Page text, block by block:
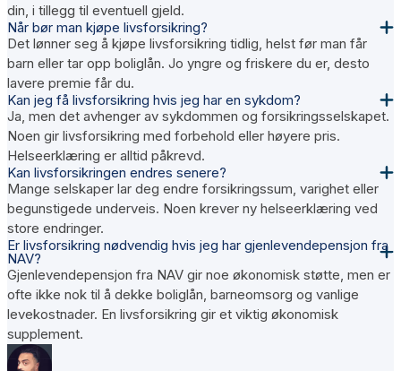
din, i tillegg til eventuell gjeld.
Når bør man kjøpe livsforsikring?
Det lønner seg å kjøpe livsforsikring tidlig, helst før man får
barn eller tar opp boliglån. Jo yngre og friskere du er, desto
lavere premie får du.
Kan jeg få livsforsikring hvis jeg har en sykdom?
Ja, men det avhenger av sykdommen og forsikringsselskapet.
Noen gir livsforsikring med forbehold eller høyere pris.
Helseerklæring er alltid påkrevd.
Kan livsforsikringen endres senere?
Mange selskaper lar deg endre forsikringssum, varighet eller
begunstigede underveis. Noen krever ny helseerklæring ved
store endringer.
Er livsforsikring nødvendig hvis jeg har gjenlevendepensjon fra
NAV?
Gjenlevendepensjon fra NAV gir noe økonomisk støtte, men er
ofte ikke nok til å dekke boliglån, barneomsorg og vanlige
levekostnader. En livsforsikring gir et viktig økonomisk
supplement.